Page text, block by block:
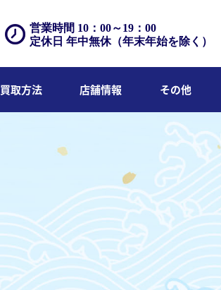
営業時間 10：00～19：00
定休日 年中無休（年末年始を除く）
買取方法 店舗情報 その他